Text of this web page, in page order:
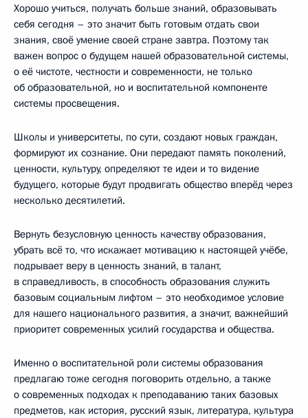
Хорошо учиться, получать больше знаний, образовывать
себя сегодня – это значит быть готовым отдать свои
знания, своё умение своей стране завтра. Поэтому так
важен вопрос о будущем нашей образовательной системы,
о её чистоте, честности и современности, не только
об образовательной, но и воспитательной компоненте
системы просвещения.
Школы и университеты, по сути, создают новых граждан,
формируют их сознание. Они передают память поколений,
ценности, культуру, определяют те идеи и то видение
будущего, которые будут продвигать общество вперёд через
несколько десятилетий.
Вернуть безусловную ценность качеству образования,
убрать всё то, что искажает мотивацию к настоящей учёбе,
подрывает веру в ценность знаний, в талант,
в справедливость, в способность образования служить
базовым социальным лифтом – это необходимое условие
для нашего национального развития, а значит, важнейший
приоритет современных усилий государства и общества.
Именно о воспитательной роли системы образования
предлагаю тоже сегодня поговорить отдельно, а также
о современных подходах к преподаванию таких базовых
предметов, как история, русский язык, литература, культура